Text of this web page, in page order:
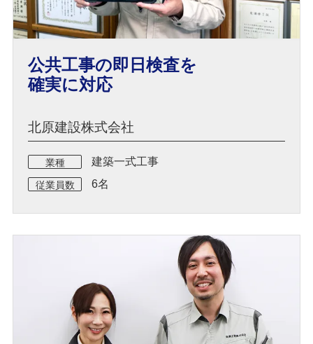
公共工事の即日検査を
確実に対応
北原建設株式会社
業種 建築一式工事
従業員数 6名